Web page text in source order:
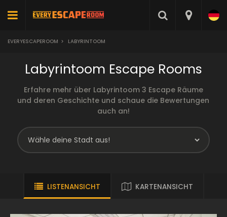
EVERYESCAPEROOM > LABYRINTOOM
Labyrintoom Escape Rooms
Erfahre mehr über Labyrintoom 3 Escape Räume
und deren Geschichte und schaue die Bewertungen
auch an!
LISTENANSICHT KARTENANSICHT